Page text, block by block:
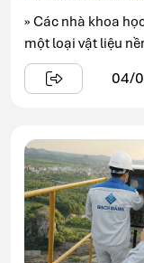
hồi
» Các nhà khoa
một loại vật liệu
năng ...
04/